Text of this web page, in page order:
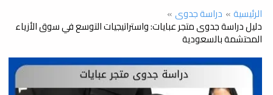
الرئيسية دراسة جدوى
دليل دراسة جدوى متجر عبايات: واستراتيجيات التوسع في سوق الأزياء
المحتشمة بالسعودية